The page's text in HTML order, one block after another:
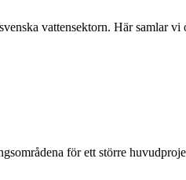
vattensektorn. Här samlar
för ett större